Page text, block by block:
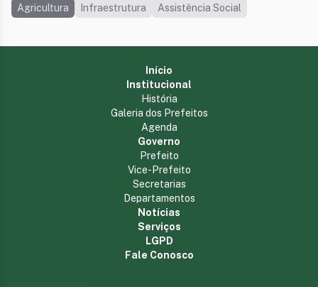
Agricultura
Infraestrutura Assistência Social
Início
Institucional
História
Galeria dos Prefeitos
Agenda
Governo
Prefeito
Vice-Prefeito
Secretarias
Departamentos
Notícias
Serviços
LGPD
Fale Conosco